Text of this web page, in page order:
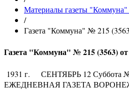
Материалы газеты "Коммуна"
/
Газета "Коммуна" № 215
Газета "Коммуна" № 215 (3563) от
1931 г. СЕНТЯБРЬ 12
ЕЖЕДНЕВНАЯ ГАЗЕТА